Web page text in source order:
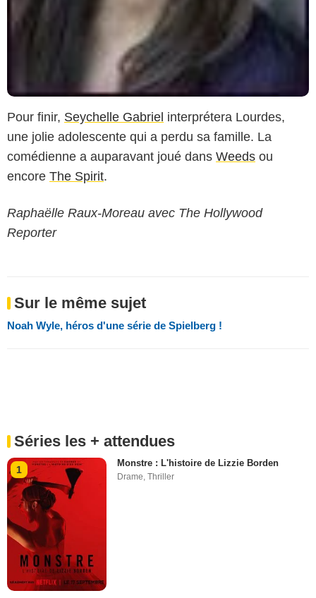
Pour finir, Seychelle Gabriel interprétera Lourdes,
une jolie adolescente qui a perdu sa famille. La
comédienne a auparavant joué dans Weeds ou
encore The Spirit.
Raphaëlle Raux-Moreau avec The Hollywood
Reporter
Sur le même sujet
Noah Wyle, héros d'une série de Spielberg !
Séries les + attendues
1
Monstre : L'histoire de Lizzie Borden
Drame,Thriller